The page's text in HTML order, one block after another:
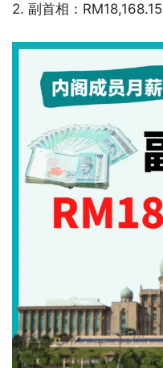
2. 副首相：RM18,168.15